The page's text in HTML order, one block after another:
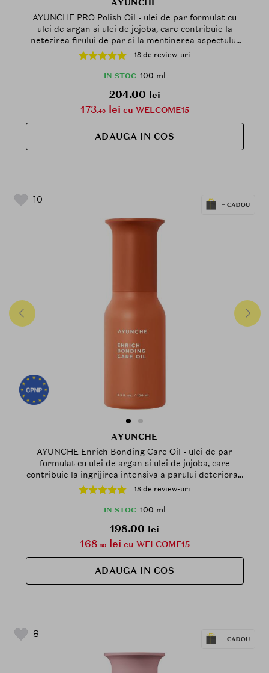
AYUNCHE PRO Polish Oil - ulei de par formulat cu
ulei de argan si ulei de jojoba, care contribuie la
netezirea firului de par si la mentinerea aspectului
disciplinat - 100 ml
18 de review-uri
IN STOC 100 ml
204.00 lei
173.40lei cu WELCOME15
ADAUGA IN COS
10
AYUNCHE
AYUNCHE Enrich Bonding Care Oil - ulei de par
formulat cu ulei de argan si ulei de jojoba, care
contribuie la ingrijirea intensiva a parului deteriorat,
expus frecvent la vopsire, decolorare sau utilizarea
aparatelor de coafare cu caldura si la mentinerea
unui par mai usor de controlat - 100 ml
18 de review-uri
IN STOC 100 ml
198.00 lei
168.30lei cu WELCOME15
ADAUGA IN COS
8